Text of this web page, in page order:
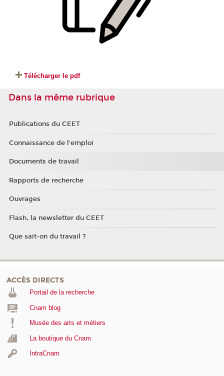
Télécharger le pdf
Dans la même rubrique
Publications du CEET
Connaissance de l'emploi
Documents de travail
Rapports de recherche
Ouvrages
Flash, la newsletter du CEET
Que sait-on du travail ?
ACCÈS DIRECTS
Portail de la recherche
Cnam blog
Musée des arts et métiers
La boutique du Cnam
IntraCnam